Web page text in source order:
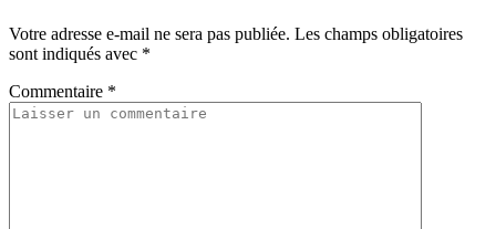
Votre adresse e-mail ne sera pas publiée. Les champs obligatoires
sont indiqués avec *
Commentaire *